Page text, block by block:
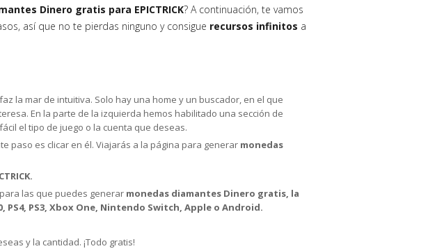
Dinero gratis para EPICTRICK? A continuación, te vamos
así que no te pierdas ninguno y consigue recursos infinitos a
la mar de intuitiva. Solo hay una home y un buscador, en el que
En la parte de la izquierda hemos habilitado una sección de
el tipo de juego o la cuenta que deseas.
paso es clicar en él. Viajarás a la página para generar monedas
las que puedes generar monedas diamantes Dinero gratis, la
PS4, PS3, Xbox One, Nintendo Switch, Apple o Android.
y la cantidad. ¡Todo gratis!